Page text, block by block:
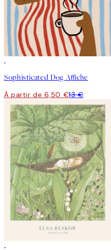
Sophisticated Dog Affiche
À partir de 6,50 €13 €